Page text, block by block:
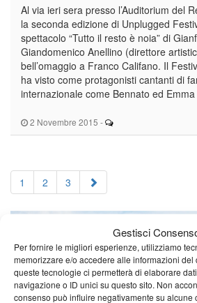
Gestisci
Per fornire le migliori esperienze, utilizziamo
memorizzare e/o accedere alle informazioni del
queste tecnologie ci permetterà di elaborare
navigazione o ID unici su questo sito. Non
consenso può influire negativamente su alcune
2 Novembre 2015 -
Al via ieri sera presso l’Auditorium del
la seconda edizione di Unplugged
spettacolo “Tutto il resto è noia” di
Giandomenico Anellino (direttore
bell’omaggio a Franco Califano. Il
ha visto come protagonisti cantanti di
internazionale come Bennato ed
1 2 3